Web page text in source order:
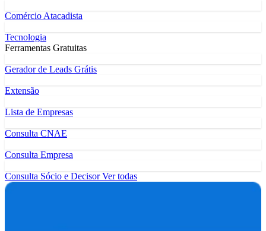
Comércio Atacadista
Tecnologia
Ferramentas Gratuitas
Gerador de Leads Grátis
Extensão
Lista de Empresas
Consulta CNAE
Consulta Empresa
Consulta Sócio e DecisorVer todas